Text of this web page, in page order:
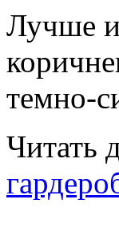
Лучше
темно-
Читать